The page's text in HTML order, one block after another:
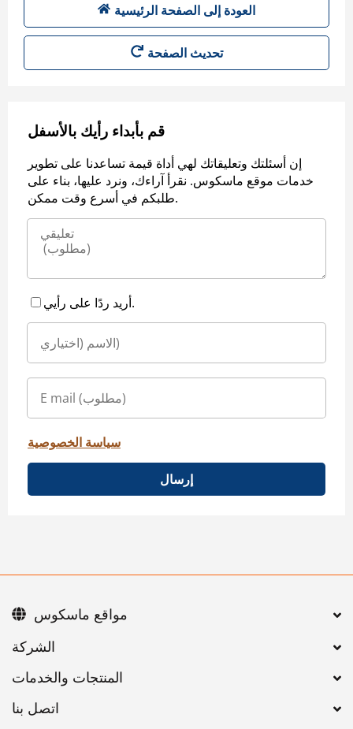
العودة إلى الصفحة الرئيسية
تحديث الصفحة
قم بأبداء رأيك بالأسفل
إن أسئلتك وتعليقاتك لهي أداة قيمة تساعدنا على تطوير
خدمات موقع ماسكوس. نقرأ آراءك، ونرد عليها، بناء على
طلبكم في أسرع وقت ممكن.
أريد ردًا على رأيي.
سياسة الخصوصية
إرسال
اتصل بنا
مواقع ماسكوس